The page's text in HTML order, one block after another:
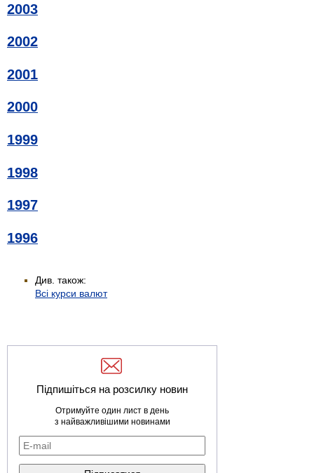
2003
2002
2001
2000
1999
1998
1997
1996
Див. також:
Всі курси валют
Підпишіться на розсилку новин
Отримуйте один лист в день
з найважливішими новинами